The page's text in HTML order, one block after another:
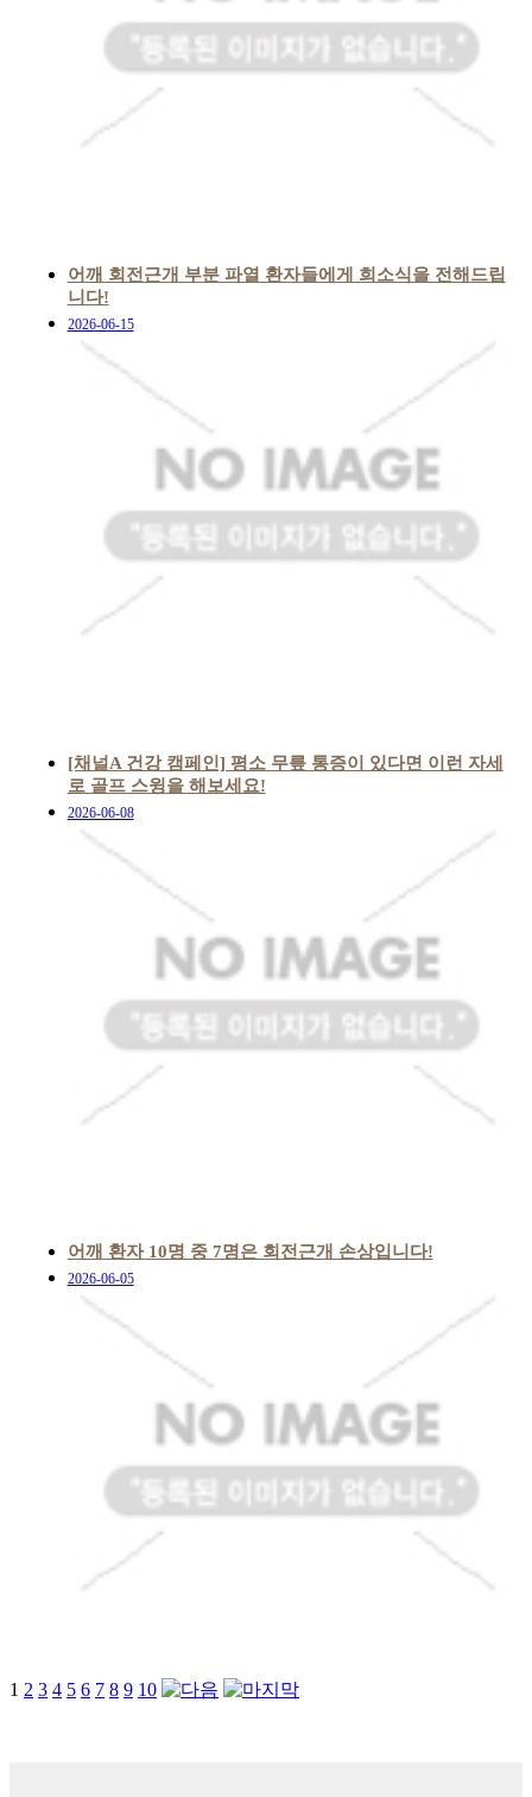
어깨 회전근개 부분 파열 환자들에게 희소식을 전해드립
니다!
2026-06-15
[채널A 건강 캠페인] 평소 무릎 통증이 있다면 이런 자세
로 골프 스윙을 해보세요!
2026-06-08
어깨 환자 10명 중 7명은 회전근개 손상입니다!
2026-06-05
1 2 3 4 5 6 7 8 9 10